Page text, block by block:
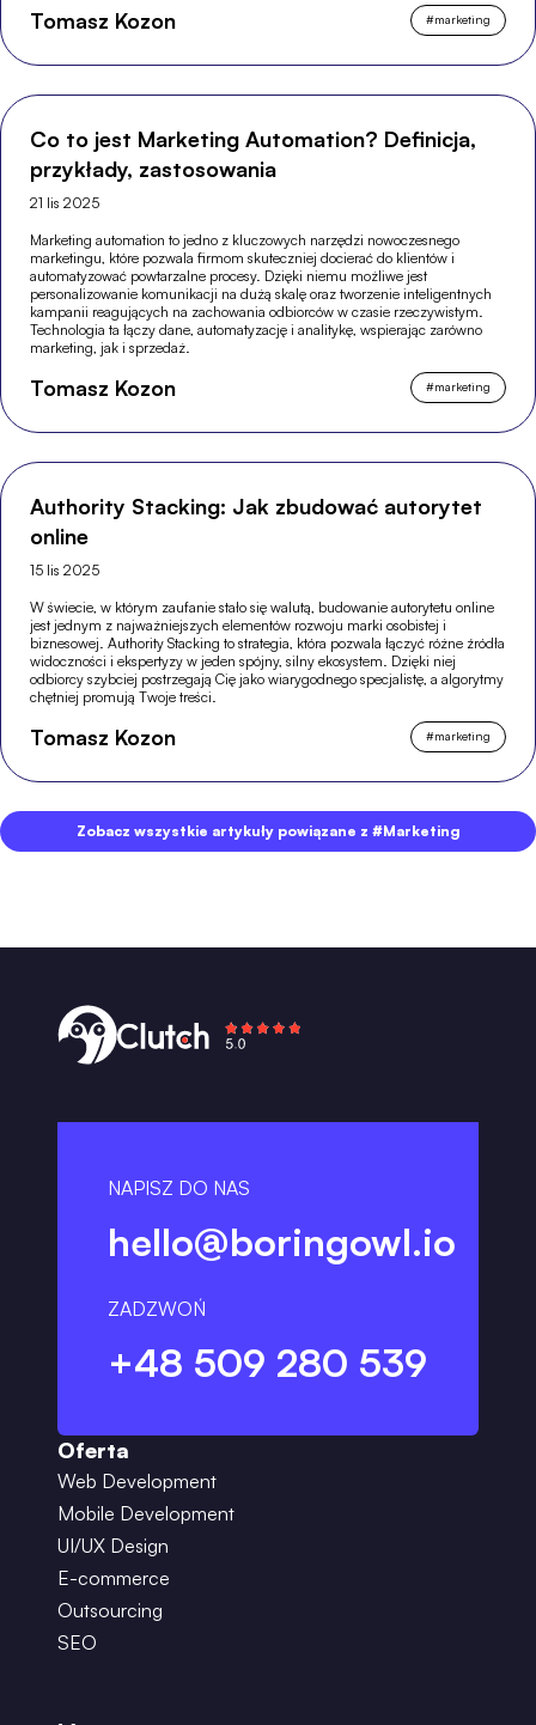
Tomasz Kozon #marketing
Co to jest Marketing Automation? Definicja,
przykłady, zastosowania
21 lis 2025
Marketing automation to jedno z kluczowych narzędzi nowoczesnego
marketingu, które pozwala firmom skuteczniej docierać do klientów i
automatyzować powtarzalne procesy. Dzięki niemu możliwe jest
personalizowanie komunikacji na dużą skalę oraz tworzenie inteligentnych
kampanii reagujących na zachowania odbiorców w czasie rzeczywistym.
Technologia ta łączy dane, automatyzację i analitykę, wspierając zarówno
marketing, jak i sprzedaż.
Tomasz Kozon #marketing
Authority Stacking: Jak zbudować autorytet
online
15 lis 2025
W świecie, w którym zaufanie stało się walutą, budowanie autorytetu online
jest jednym z najważniejszych elementów rozwoju marki osobistej i
biznesowej. Authority Stacking to strategia, która pozwala łączyć różne źródła
widoczności i ekspertyzy w jeden spójny, silny ekosystem. Dzięki niej
odbiorcy szybciej postrzegają Cię jako wiarygodnego specjalistę, a algorytmy
chętniej promują Twoje treści.
Tomasz Kozon #marketing
Zobacz wszystkie artykuły powiązane z #Marketing
NAPISZ DO NAS
hello@boringowl.io
ZADZWOŃ
+48 509 280 539
Oferta
Web Development
Mobile Development
UI/UX Design
E-commerce
Outsourcing
SEO